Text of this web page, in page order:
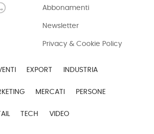
Abbonamenti
Newsletter
Privacy & Cookie Policy
EXPORT INDUSTRIA
MERCATI PERSONE
TECH VIDEO